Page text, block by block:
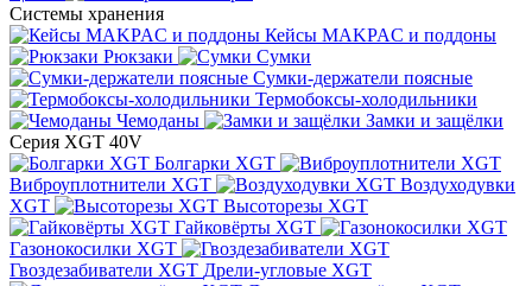
Системы хранения
Кейсы MAKPAC и поддоны
Рюкзаки
Сумки
Сумки-держатели поясные
Термобоксы-холодильники
Чемоданы
Замки и защёлки
Серия XGT 40V
Болгарки XGT
Виброуплотнители XGT
Воздуходувки
XGT
Высоторезы XGT
Гайковёрты XGT
Газонокосилки XGT
Гвоздезабиватели XGT Дрели-угловые XGT